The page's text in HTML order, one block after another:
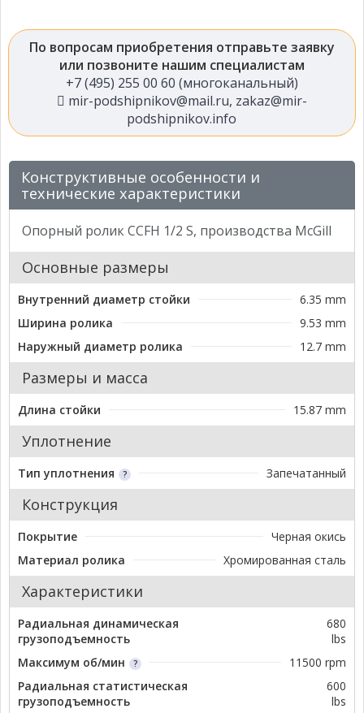
По вопросам приобретения отправьте заявку
или позвоните нашим специалистам
+7 (495) 255 00 60 (многоканальный)
mir-podshipnikov@mail.ru, zakaz@mir-
podshipnikov.info
Конструктивные особенности и
технические характеристики
Опорный ролик CCFH 1/2 S, производства McGill
Основные размеры
Внутренний диаметр стойки
6.35 mm
Ширина ролика
9.53 mm
Наружный диаметр ролика
12.7 mm
Размеры и масса
Длина стойки 15.87 mm
Уплотнение
Тип уплотнения Запечатанный
Конструкция
Покрытие
Черная окись
Материал ролика
Хромированная сталь
Характеристики
Радиальная динамическая
грузоподъемность
680
lbs
Максимум об/мин
11500 rpm
Радиальная статистическая
грузоподъемность
600
lbs